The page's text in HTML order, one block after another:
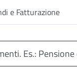
e Fatturazione